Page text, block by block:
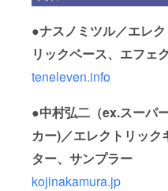
●ナスノミツル／エレク
リックベース、エフェ
teneleven.info
●中村弘二（ex.スーパ
カー)／エレクトリック
ター、サンプラー
kojinakamura.jp